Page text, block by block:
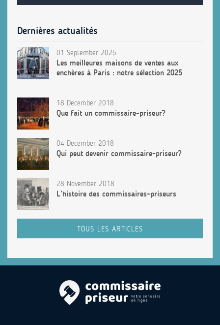
Dernières actualités
01 September 2025
Les meilleures maisons de ventes aux
enchères à Paris : notre sélection 2025
18 December 2018
Que fait un commissaire-priseur?
04 December 2018
Qui peut devenir commissaire-priseur?
28 November 2018
L’histoire des commissaires-priseurs
TOUS LES ARTICLES